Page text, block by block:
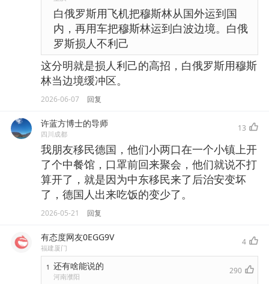
白俄罗斯用飞机把穆斯林从国外运到国
内，再用车把穆斯林运到白波边境。白俄
罗斯损人不利己
这分明就是损人利己的高招，白俄罗斯用穆斯
林当边境缓冲区。
2026-06-07 回复
许蓝方博士的导师
四川成都
13
我朋友移民德国，他们小两口在一个小镇上开
了个中餐馆，口罩前回来聚会，他们就说不打
算开了，就是因为中东移民来了后治安变坏
了，德国人出来吃饭的变少了。
2026-05-21 回复
有态度网友0EGG9V
福建厦门
4
1 还有啥能说的
河南濮阳
290